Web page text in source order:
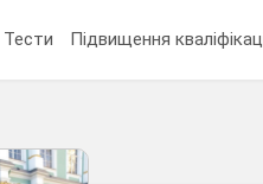
Тести Підвищення